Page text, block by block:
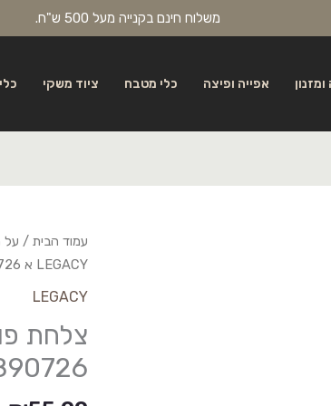
משלוח חינם בקנייה מעל 500 ש"ח.
אפייה ופיצה כלי מטבח ציוד משקי
עמוד הבית / על
LEGACY א BNEO30DU890726
LEGACY